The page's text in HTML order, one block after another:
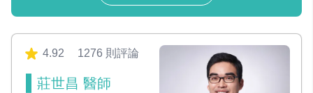
4.92 1276 則評論
莊世昌 醫師